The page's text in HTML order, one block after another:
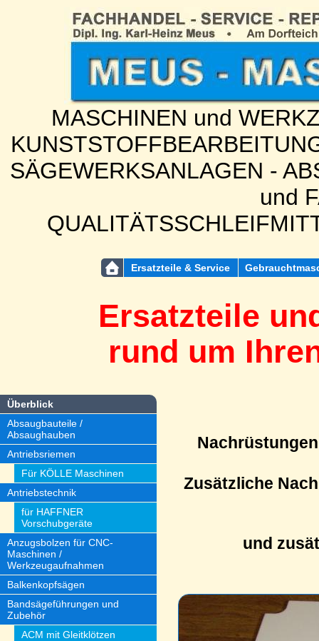
MASCHINEN und
SÄGEWERKSANLAGEN -
und
Ersatzteile & Service
Ersatzteile
rund um
Überblick
Absaugbauteile /
Absaughauben
Antriebsriemen
Für KÖLLE Maschinen
Antriebstechnik
für HAFFNER
Vorschubgeräte
Anzugsbolzen für CNC-
Maschinen /
Werkzeugaufnahmen
Balkenkopfsägen
Bandsägeführungen und
Zubehör
ACM mit Gleitklötzen
Zusätzliche
und